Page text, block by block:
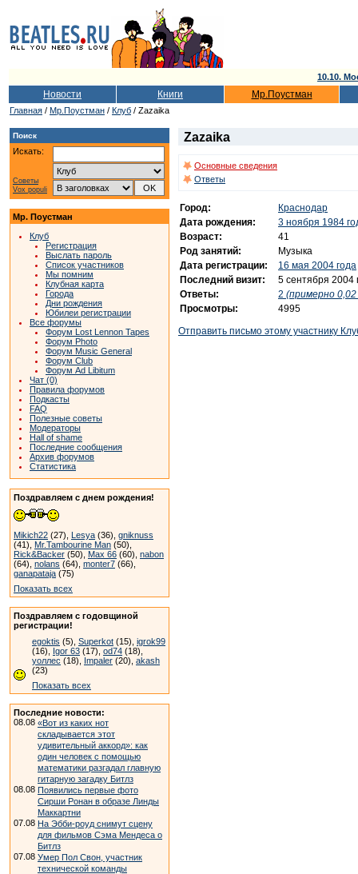
10.10.
Новости Книги Мр.Поустман
Главная / Мр.Поустман / Клуб / Zazaika
Поиск
Искать:
Советы
Vox populi
Мр. Поустман
Клуб
Регистрация
Выслать пароль
Список участников
Мы помним
Клубная карта
Города
Дни рождения
Юбилеи регистрации
Все форумы
Форум Lost Lennon Tapes
Форум Photo
Форум Music General
Форум Club
Форум Ad Libitum
Чат (0)
Правила форумов
Подкасты
FAQ
Полезные советы
Модераторы
Hall of shame
Последние сообщения
Архив форумов
Статистика
Поздравляем с днем рождения!
Mikich22 (27), Lesya (36), gniknuss
(41), Mr.Tambourine Man (50),
Rick&Backer (50), Max 66 (60), nabon
(64), nolans (64), monter7 (66),
ganapataja (75)
Показать всех
Поздравляем с годовщиной
регистрации!
egoktis (5), Superkot (15), igrok99
(16), Igor 63 (17), od74 (18),
уоллес (18), Impaler (20), akash
(23)
Показать всех
Последние новости:
08.08 «Вот из каких нот
складывается этот
удивительный аккорд»: как
один человек с помощью
математики разгадал главную
гитарную загадку Битлз
08.08 Появились первые фото
Сирши Ронан в образе Линды
Маккартни
07.08 На Эбби-роуд снимут сцену
для фильмов Сэма Мендеса о
Битлз
07.08 Умер Пол Свон, участник
технической команды
Zazaika
Основные сведения
Ответы
Город:
Краснодар
Дата рождения:
3 ноября 1984
Возраст:
41
Род занятий:
Музыка
Дата регистрации:
16 мая 2004 года
Последний визит:
5 сентября 2004
Ответы:
2 (примерно 0,02
Просмотры:
4995
Отправить письмо этому участнику